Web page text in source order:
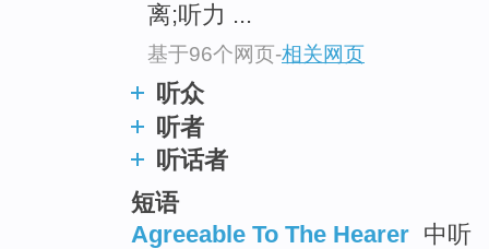
离;听力 ...
基于96个网页-相关网页
听众
听者
听话者
短语
Agreeable To The Hearer 中听